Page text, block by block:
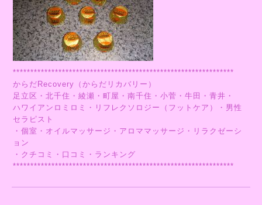
***************************************************************
からだRecovery（からだリカバリー）
足立区・北千住・綾瀬・町屋・南千住・小菅・牛田・青井・
ハワイアンロミロミ・リフレクソロジー（フットケア）・男性
セラピスト
・個室・オイルマッサージ・アロママッサージ・リラクゼーシ
ョン
・クチコミ・口コミ・ランキング
***************************************************************